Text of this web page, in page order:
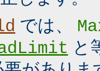
では、
と